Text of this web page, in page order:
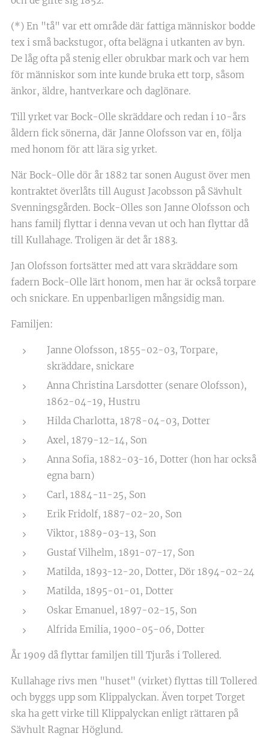
(*) En "tå" var ett område där fattiga människor bodde
tex i små backstugor, ofta belägna i utkanten av byn.
De låg ofta på stenig eller obrukbar mark och var hem
för människor som inte kunde bruka ett torp, såsom
änkor, äldre, hantverkare och daglönare.
Till yrket var Bock-Olle skräddare och redan i 10-års
åldern fick sönerna, där Janne Olofsson var en, följa
med honom för att lära sig yrket.
När Bock-Olle dör år 1882 tar sonen August över men
kontraktet överlåts till August Jacobsson på Sävhult
Svenningsgården. Bock-Olles son Janne Olofsson och
hans familj flyttar i denna vevan ut och han flyttar då
till Kullahage. Troligen är det år 1883.
Jan Olofsson fortsätter med att vara skräddare som
fadern Bock-Olle lärt honom, men har är också torpare
och snickare. En uppenbarligen mångsidig man.
Familjen:
Janne Olofsson, 1855-02-03, Torpare,
skräddare, snickare
Anna Christina Larsdotter (senare Olofsson),
1862-04-19, Hustru
Hilda Charlotta, 1878-04-03, Dotter
Axel, 1879-12-14, Son
Anna Sofia, 1882-03-16, Dotter (hon har också
egna barn)
Carl, 1884-11-25, Son
Erik Fridolf, 1887-02-20, Son
Viktor, 1889-03-13, Son
Gustaf Vilhelm, 1891-07-17, Son
Matilda, 1893-12-20, Dotter, Dör 1894-02-24
Matilda, 1895-01-01, Dotter
Oskar Emanuel, 1897-02-15, Son
Alfrida Emilia, 1900-05-06, Dotter
År 1909 då flyttar familjen till Tjurås i Tollered.
Kullahage rivs men "huset" (virket) flyttas till Tollered
och byggs upp som Klippalyckan. Även torpet Torget
ska ha gett virke till Klippalyckan enligt rättaren på
Sävhult Ragnar Höglund.